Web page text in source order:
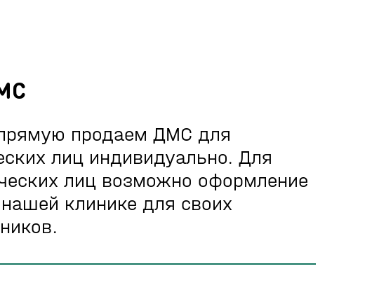
продаем ДМС для
лиц индивидуально. Для
лиц возможно оформление
клинике для своих